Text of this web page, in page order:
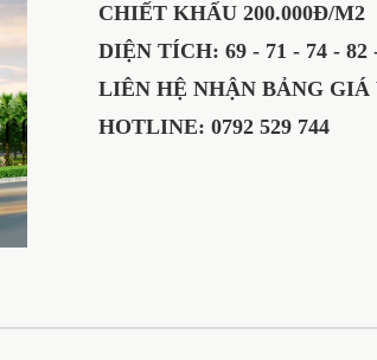
CHIẾT KHẤU 200.000Đ/M2
DIỆN TÍCH: 69 - 71 - 74 - 82
LIÊN HỆ NHẬN BẢNG GIÁ
HOTLINE: 0792 529 744